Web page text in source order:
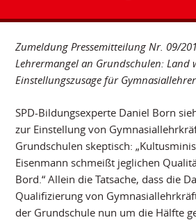
Zumeldung Pressemitteilung Nr. 09/
Lehrermangel an Grundschulen:
Einstellungszusage für Gymnasiallehrer
SPD-Bildungsexperte Daniel Born
zur Einstellung von
Grundschulen skeptisch:
Eisenmann schmeißt jeglichen
Bord.“ Allein die Tatsache, dass die
Qualifizierung von
der Grundschule nun um die Hälfte